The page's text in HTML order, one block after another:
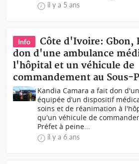
il y a 5 ans
Info
Côte d'Ivoire: Gbon,
don d'une ambulance
l'hôpital et un véhicule de
commandement au Sous-
Kandia Camara a fait don
équipée d’un dispositif
soins et de réanimation à
qu'un véhicule de
Préfet à peine...
il y a 6 ans